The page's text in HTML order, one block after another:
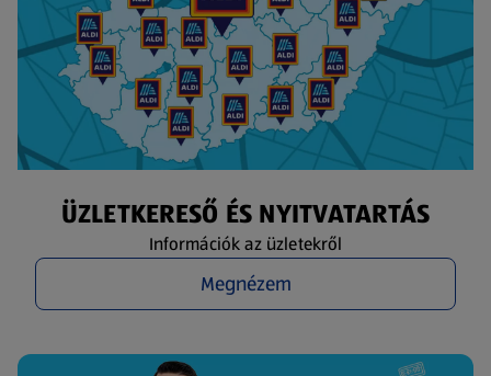
ÜZLETKERESŐ ÉS NYITVATARTÁS
Információk az üzletekről
Megnézem